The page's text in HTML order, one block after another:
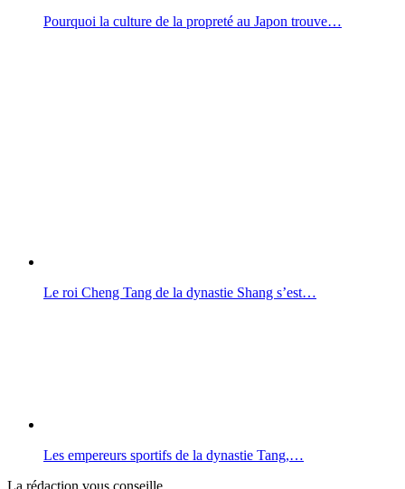
Pourquoi la culture de la propreté au Japon trouve…
Le roi Cheng Tang de la dynastie Shang s’est…
Les empereurs sportifs de la dynastie Tang,…
La rédaction vous conseille